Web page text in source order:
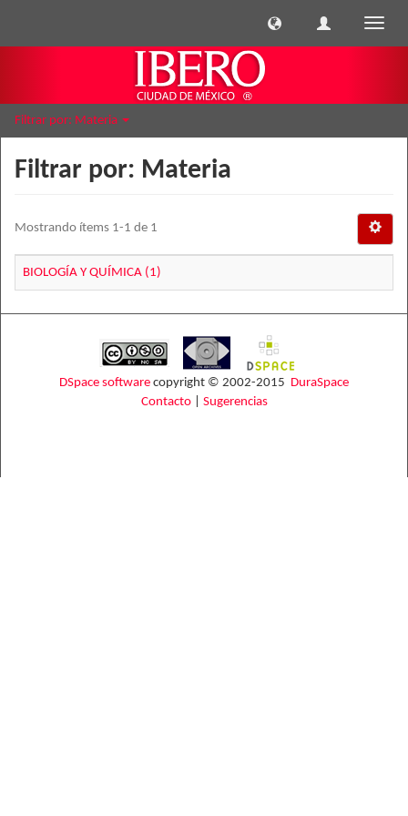
Filtrar por: Materia
Filtrar por: Materia
Mostrando ítems 1-1 de 1
BIOLOGÍA Y QUÍMICA (1)
DSpace software copyright © 2002-2015 DuraSpace
Contacto| Sugerencias